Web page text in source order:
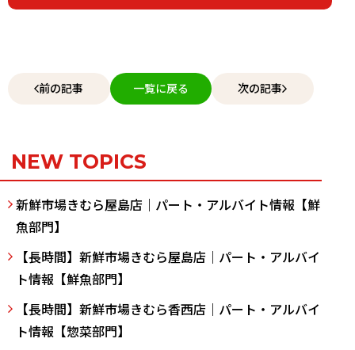
前の記事 一覧に戻る 次の記事
NEW TOPICS
新鮮市場きむら屋島店｜パート・アルバイト情報【鮮
魚部門】
【長時間】新鮮市場きむら屋島店｜パート・アルバイ
ト情報【鮮魚部門】
【長時間】新鮮市場きむら香西店｜パート・アルバイ
ト情報【惣菜部門】